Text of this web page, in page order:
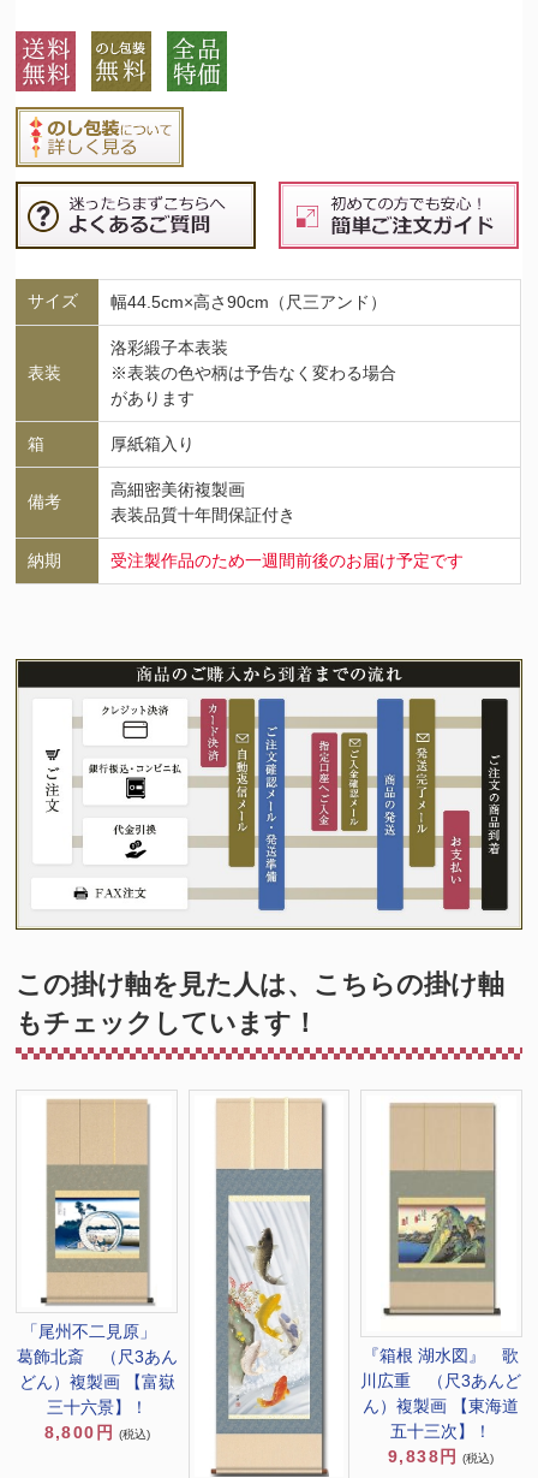
サイズ 幅44.5cm×高さ90cm（尺三アンド）
表装
洛彩緞子本表装
※表装の色や柄は予告なく変わる場合
があります
箱 厚紙箱入り
備考
高細密美術複製画
表装品質十年間保証付き
納期 受注製作品のため一週間前後のお届け予定です
この掛け軸を見た人は、こちらの掛け軸
もチェックしています！
「尾州不二見原」
葛飾北斎 （尺3あん
どん）複製画 【富嶽
三十六景】！
8,800円
(税込)
『箱根 湖水図』 歌
川広重 （尺3あんど
ん）複製画 【東海道
五十三次】！
9,838円
(税込)